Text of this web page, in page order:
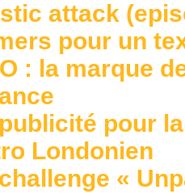
attack
pour un
: la marque
pour
Londonien
«